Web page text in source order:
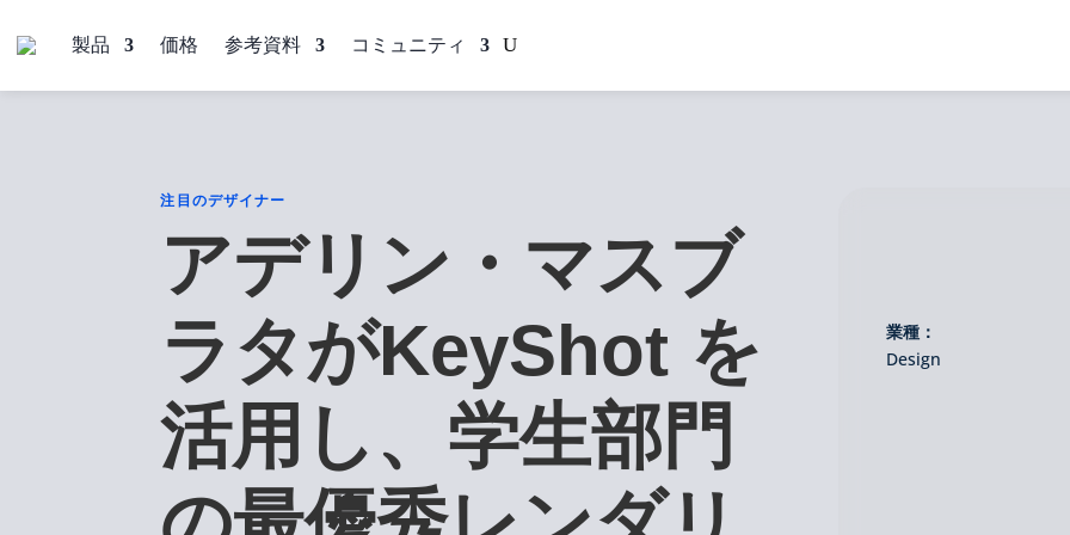
製品 価格 参考資料 コミュニティ
注目のデザイナー
アデリン・マスブ
ラタがKeyShot を
活用し、学生部門
業種：
Design